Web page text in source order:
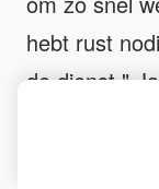
hebt rust
de dienst."